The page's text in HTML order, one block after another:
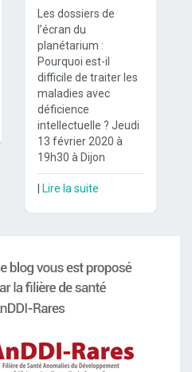
Les dossiers de
l’écran du
planétarium :
Pourquoi est-il
difficile de traiter les
maladies avec
déficience
intellectuelle ? Jeudi
13 février 2020 à
19h30 à Dijon
Lire la suite